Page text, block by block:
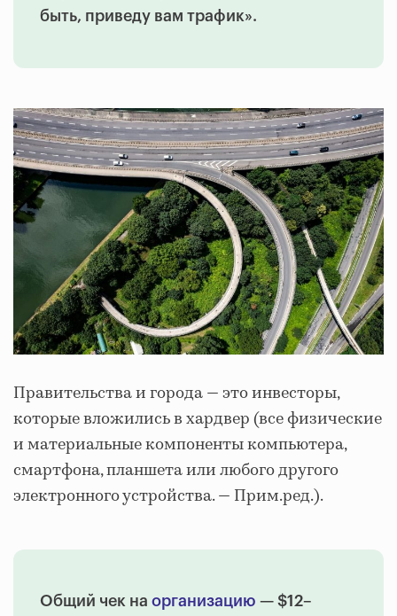
быть, приведу вам трафик».
Правительства и города — это инвесторы,
которые вложились в хардвер (все физические
и материальные компоненты компьютера,
смартфона, планшета или любого другого
электронного устройства. — Прим.ред.).
Общий чек на организацию — $12–